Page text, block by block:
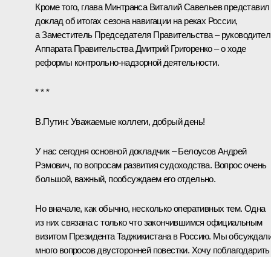
Кроме того, глава Минтранса Виталий Савельев представил
доклад об итогах сезона навигации на реках России,
а Заместитель Председателя Правительства –
Аппарата ПравительстваДмитрий Григоренко– о ходе
реформы контрольно-надзорной деятельности.
* * *
В.Путин: Уважаемые коллеги, добрый день!
У нас сегодня основной докладчик –Белоусов Андрей
Рэмович, по вопросам развития судоходства. Вопрос очень
большой, важный, пообсуждаем его отдельно.
Но вначале, как обычно, несколько оперативных тем. Одна
из них связана с только что закончившимся официальным
визитом Президента Таджикистана в Россию. Мы
много вопросов двусторонней повестки. Хочу поблагодарить